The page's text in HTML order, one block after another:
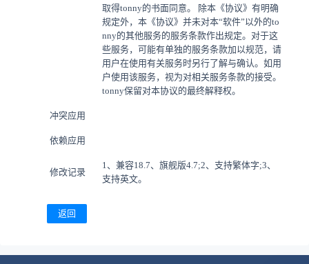
取得tonny的书面同意。 除本《协议》有明确
规定外，本《协议》并未对本“软件”以外的to
nny的其他服务的服务条款作出规定。对于这
些服务，可能有单独的服务条款加以规范，请
用户在使用有关服务时另行了解与确认。如用
户使用该服务，视为对相关服务条款的接受。
tonny保留对本协议的最终解释权。
冲突应用
依赖应用
修改记录
1、兼容18.7、旗舰版4.7;2、支持繁体字;3、
支持英文。
返回